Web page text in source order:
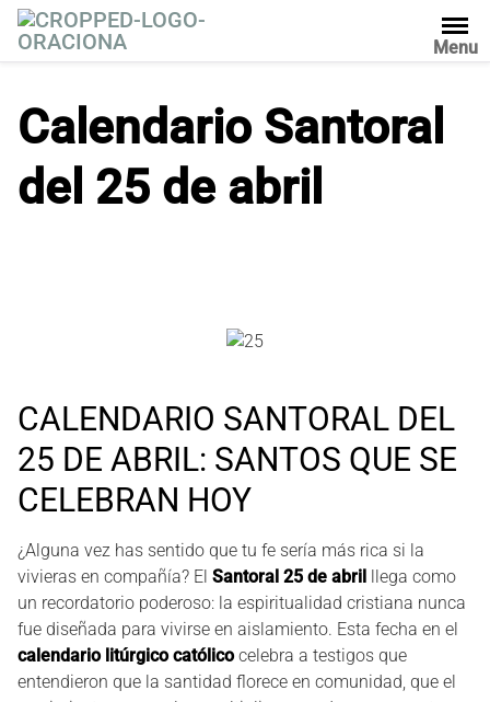
l
Menu
Calendario Santoral
del 25 de abril
CALENDARIO SANTORAL DEL
25 DE ABRIL: SANTOS QUE SE
CELEBRAN HOY
¿Alguna vez has sentido que tu fe sería más rica si la
vivieras en compañía? El Santoral 25 de abril llega como
un recordatorio poderoso: la espiritualidad cristiana nunca
fue diseñada para vivirse en aislamiento. Esta fecha en el
calendario litúrgico católicocelebra a testigos que
entendieron que la santidad florece en comunidad, que el